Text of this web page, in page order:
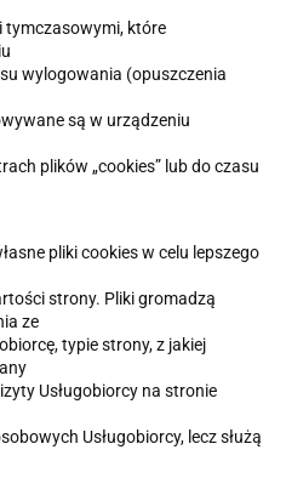
tymczasowymi, które
wylogowania (opuszczenia
są w urządzeniu
plików „cookies” lub do czasu
pliki cookies w celu lepszego
strony. Pliki gromadzą
ze
typie strony, z jakiej
Usługobiorcy na stronie
Usługobiorcy, lecz służą